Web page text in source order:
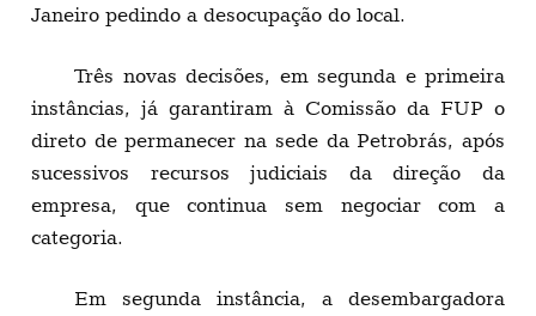
Janeiro pedindo a desocupação do local.
Três novas decisões, em segunda e primeira
instâncias, já garantiram à Comissão da FUP o
direto de permanecer na sede da Petrobrás, após
sucessivos recursos judiciais da direção da
empresa, que continua sem negociar com a
categoria.
Em segunda instância, a desembargadora